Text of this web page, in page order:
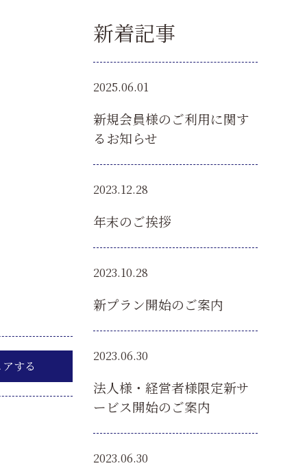
する
新着記事
2025.06.01
新規会員様のご利用に関す
るお知らせ
2023.12.28
年末のご挨拶
2023.10.28
新プラン開始のご案内
2023.06.30
法人様・経営者様限定新サ
ービス開始のご案内
2023.06.30